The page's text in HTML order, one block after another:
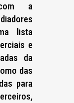
com a
lista
e
da
das
para